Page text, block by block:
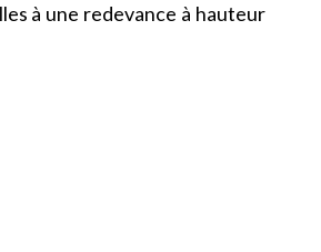
à une redevance à hauteur